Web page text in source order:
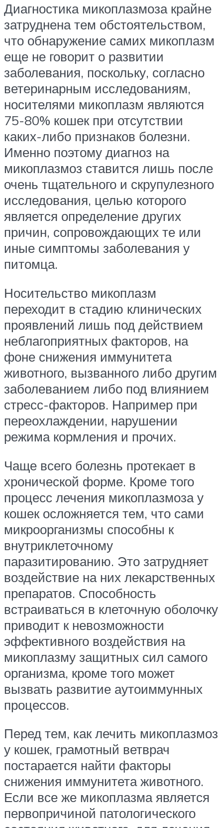
Диагностика микоплазмоза крайне
затруднена тем обстоятельством,
что обнаружение самих микоплазм
еще не говорит о развитии
заболевания, поскольку, согласно
ветеринарным исследованиям,
носителями микоплазм являются
75-80% кошек при отсутствии
каких-либо признаков болезни.
Именно поэтому диагноз на
микоплазмоз ставится лишь после
очень тщательного и скрупулезного
исследования, целью которого
является определение других
причин, сопровождающих те или
иные симптомы заболевания у
питомца.
Носительство микоплазм
переходит в стадию клинических
проявлений лишь под действием
неблагоприятных факторов, на
фоне снижения иммунитета
животного, вызванного либо другим
заболеванием либо под влиянием
стресс-факторов. Например при
переохлаждении, нарушении
режима кормления и прочих.
Чаще всего болезнь протекает в
хронической форме. Кроме того
процесс лечения микоплазмоза у
кошек осложняется тем, что сами
микроорганизмы способны к
внутриклеточному
паразитированию. Это затрудняет
воздействие на них лекарственных
препаратов. Способность
встраиваться в клеточную оболочку
приводит к невозможности
эффективного воздействия на
микоплазму защитных сил самого
организма, кроме того может
вызвать развитие аутоиммунных
процессов.
Перед тем, как лечить микоплазмоз
у кошек, грамотный ветврач
постарается найти факторы
снижения иммунитета животного.
Если все же микоплазма является
первопричиной патологического